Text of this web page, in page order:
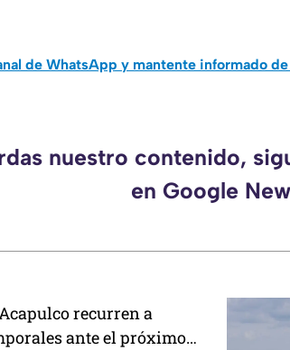
de WhatsApp y mantente informado
nuestro contenido,
en Google
recurren a
ante el próximo